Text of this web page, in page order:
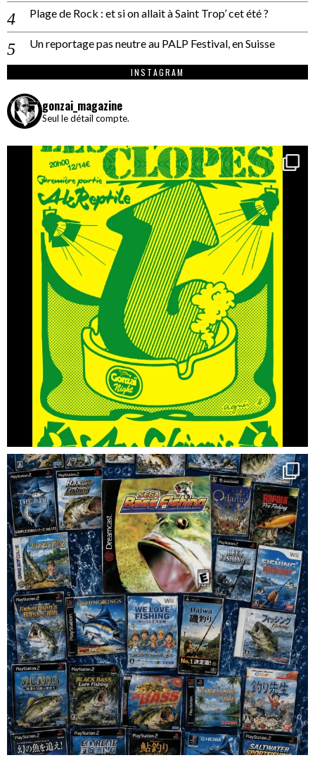
Plage de Rock : et si on allait à Saint Trop’ cet été ?
Un reportage pas neutre au PALP Festival, en Suisse
INSTAGRAM
gonzai_magazine
Seul le détail compte.